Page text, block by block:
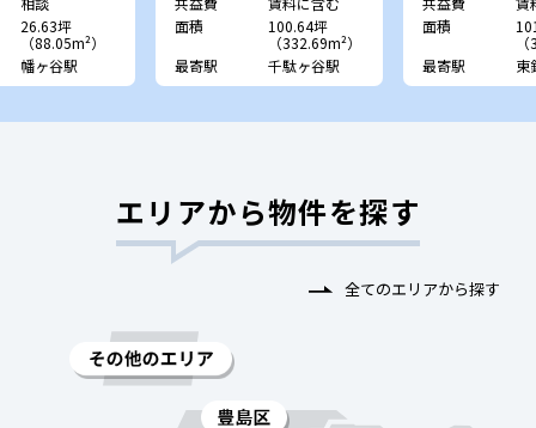
26.63坪
（88.05m²）
幡ヶ谷駅
面積
100.64坪
（332.69m²）
最寄駅
千駄ヶ谷駅
面積
最寄駅
東
エリアから物件を探す
全てのエリアから探す